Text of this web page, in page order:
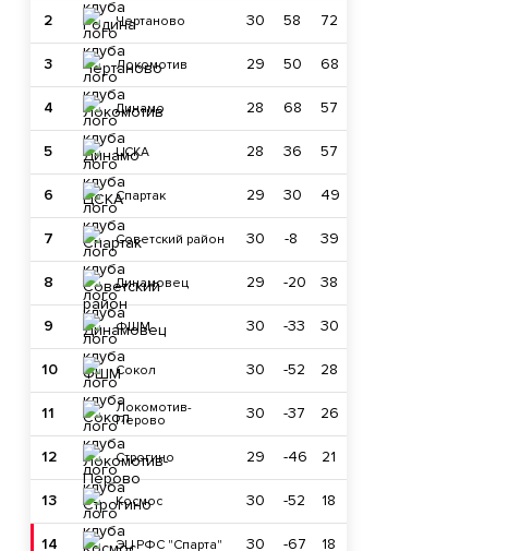
2 Чертаново 30 58 72
3 Локомотив 29 50 68
4 Динамо 28 68 57
5 ЦСКА 28 36 57
6 Спартак 29 30 49
7 Советский район 30 -8 39
8 Динамовец 29 -20 38
9 ФШМ 30 -33 30
10 Сокол 30 -52 28
11
Локомотив-
Перово
30 -37 26
12 Строгино 29 -46 21
13 Космос 30 -52 18
14 ЭЦ РФС "Спарта" 30 -67 18